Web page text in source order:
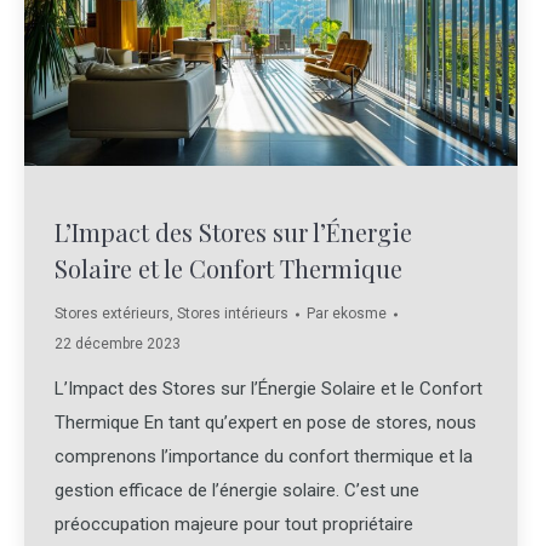
L’Impact des Stores sur l’Énergie
Solaire et le Confort Thermique
Stores extérieurs, Stores intérieurs Par ekosme
22 décembre 2023
L’Impact des Stores sur l’Énergie Solaire et le Confort
Thermique En tant qu’expert en pose de stores, nous
comprenons l’importance du confort thermique et la
gestion efficace de l’énergie solaire. C’est une
préoccupation majeure pour tout propriétaire